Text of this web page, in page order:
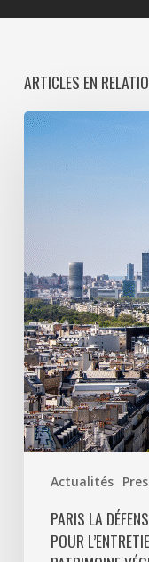
ARTICLES EN
Actualités
Paris
La
Défense
consultation
pour
l’entretien
et
la
valorisation
de
son
patrimoine
végétal
PARIS LA
POUR